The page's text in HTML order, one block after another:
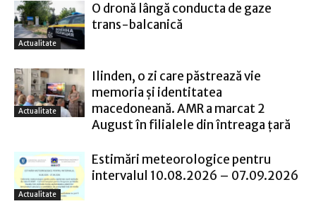
Actualitate
O dronă lângă conducta de gaze
trans-balcanică
Actualitate
Ilinden, o zi care păstrează vie
memoria și identitatea
macedoneană. AMR a marcat 2
August în filialele din întreaga țară
Actualitate
Estimări meteorologice pentru
intervalul 10.08.2026 – 07.09.2026